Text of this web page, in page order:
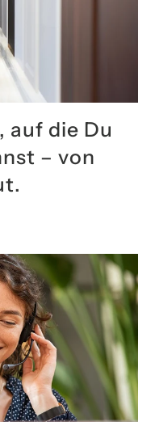
auf die Du
– von